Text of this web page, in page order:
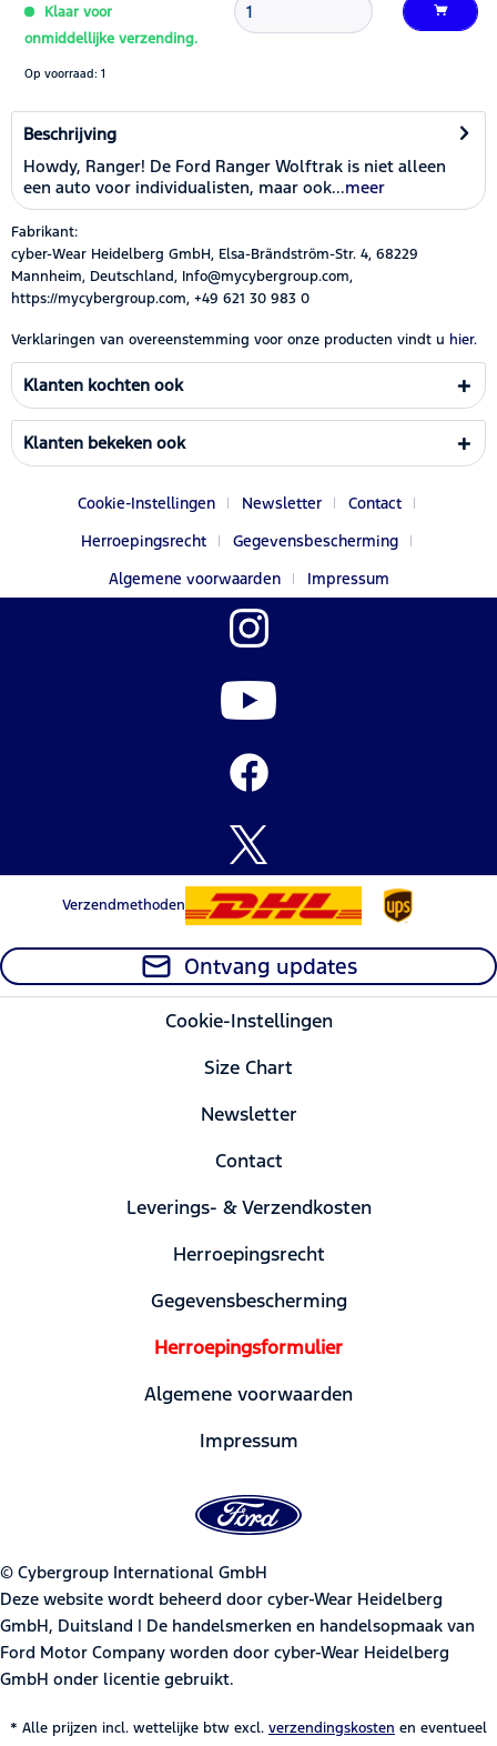
Klaar voor
onmiddellijke verzending.
Op voorraad: 1
Beschrijving
Howdy, Ranger! De Ford Ranger Wolftrak is niet alleen
een auto voor individualisten, maar ook...meer
Fabrikant:
cyber-Wear Heidelberg GmbH, Elsa-Brändström-Str. 4, 68229
Mannheim, Deutschland, Info@mycybergroup.com,
https://mycybergroup.com, +49 621 30 983 0
Verklaringen van overeenstemming voor onze producten vindt u hier.
Klanten kochten ook
Klanten bekeken ook
Cookie-Instellingen Newsletter
Contact
Herroepingsrecht
Gegevensbescherming
Algemene voorwaarden
Impressum
Verzendmethoden
Ontvang updates
Cookie-Instellingen
Size Chart
Newsletter
Contact
Leverings- & Verzendkosten
Herroepingsrecht
Gegevensbescherming
Herroepingsformulier
Algemene voorwaarden
Impressum
© Cybergroup International GmbH
Deze website wordt beheerd door cyber-Wear Heidelberg
GmbH, Duitsland | De handelsmerken en handelsopmaak van
Ford Motor Company worden door cyber-Wear Heidelberg
GmbH onder licentie gebruikt.
* Alle prijzen incl. wettelijke btw excl. verzendingskosten en eventueel